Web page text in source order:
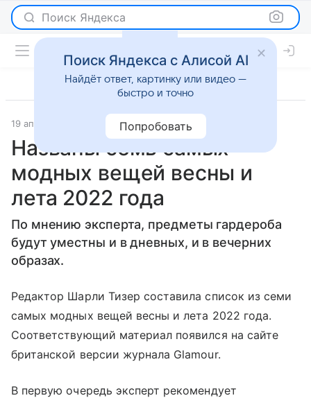
Поиск Яндекса
19 апреля 2022 Lenta.Ru Новости
Названы семь самых
модных вещей весны и
лета 2022 года
По мнению эксперта, предметы гардероба
будут уместны и в дневных, и в вечерних
образах.
Редактор Шарли Тизер составила список из семи
самых модных вещей весны и лета 2022 года.
Соответствующий материал появился на сайте
британской версии журнала Glamour.
В первую очередь эксперт рекомендует
Поиск Яндекса с Алисой AI
Найдёт ответ, картинку или видео —
быстро и точно
Попробовать